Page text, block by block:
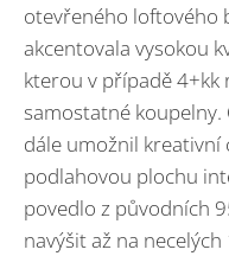
otevřeného loftového
akcentovala vysokou
kterou v případě
samostatné
dále umožnil kreativní
podlahovou plochu
povedlo z původních
navýšit až na